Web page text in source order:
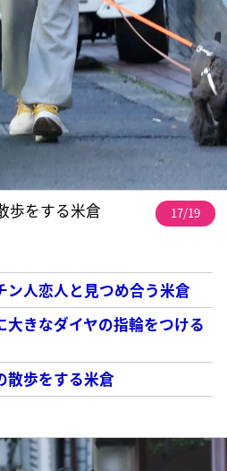
歩をする米倉 17/19
ン人恋人と見つめ合う米倉
大きなダイヤの指輪をつける
散歩をする米倉